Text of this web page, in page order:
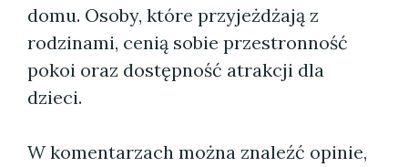
domu. Osoby, które przyjeżdżają z
rodzinami, cenią sobie przestronność
pokoi oraz dostępność atrakcji dla
dzieci.
W komentarzach można znaleźć opinie,